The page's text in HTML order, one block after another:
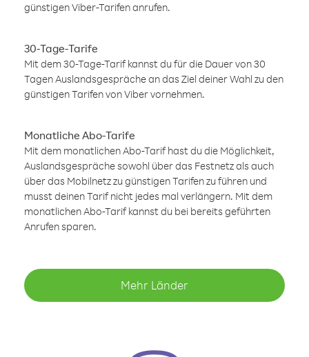
günstigen Viber-Tarifen anrufen.
30-Tage-Tarife
Mit dem 30-Tage-Tarif kannst du für die Dauer von 30
Tagen Auslandsgespräche an das Ziel deiner Wahl zu den
günstigen Tarifen von Viber vornehmen.
Monatliche Abo-Tarife
Mit dem monatlichen Abo-Tarif hast du die Möglichkeit,
Auslandsgespräche sowohl über das Festnetz als auch
über das Mobilnetz zu günstigen Tarifen zu führen und
musst deinen Tarif nicht jedes mal verlängern. Mit dem
monatlichen Abo-Tarif kannst du bei bereits geführten
Anrufen sparen.
Mehr Länder